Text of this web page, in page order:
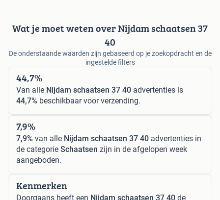
Wat je moet weten over Nijdam schaatsen 37
40
De onderstaande waarden zijn gebaseerd op je zoekopdracht en de
ingestelde filters
44,7%
Van alle Nijdam schaatsen 37 40 advertenties is
44,7% beschikbaar voor verzending.
7,9%
7,9% van alle Nijdam schaatsen 37 40 advertenties in
de categorie Schaatsen zijn in de afgelopen week
aangeboden.
Kenmerken
Doorgaans heeft een Nijdam schaatsen 37 40 de